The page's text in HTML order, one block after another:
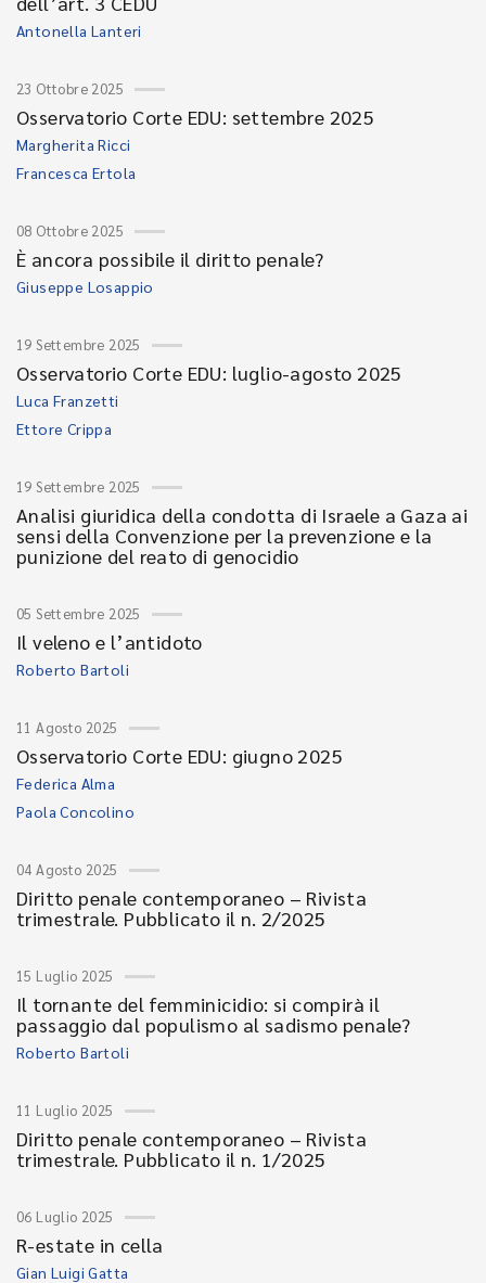
Antonella Lanteri
23 Ottobre 2025
Osservatorio Corte EDU: settembre 2025
Margherita Ricci
Francesca Ertola
08 Ottobre 2025
È ancora possibile il diritto penale?
Giuseppe Losappio
19 Settembre 2025
Osservatorio Corte EDU: luglio-agosto 2025
Luca Franzetti
Ettore Crippa
19 Settembre 2025
Analisi giuridica della condotta di Israele a Gaza ai
sensi della Convenzione per la prevenzione e la
punizione del reato di genocidio
05 Settembre 2025
Il veleno e l’antidoto
Roberto Bartoli
11 Agosto 2025
Osservatorio Corte EDU: giugno 2025
Federica Alma
Paola Concolino
04 Agosto 2025
Diritto penale contemporaneo – Rivista
trimestrale. Pubblicato il n. 2/2025
15 Luglio 2025
Il tornante del femminicidio: si compirà il
passaggio dal populismo al sadismo penale?
Roberto Bartoli
11 Luglio 2025
Diritto penale contemporaneo – Rivista
trimestrale. Pubblicato il n. 1/2025
06 Luglio 2025
R-estate in cella
Gian Luigi Gatta